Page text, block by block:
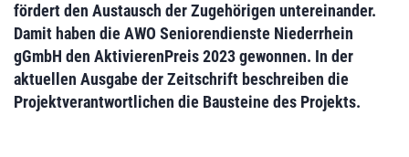
fördert den Austausch der Zugehörigen untereinander.
Damit haben die AWO Seniorendienste Niederrhein
gGmbH den AktivierenPreis 2023 gewonnen. In der
aktuellen Ausgabe der Zeitschrift beschreiben die
Projektverantwortlichen die Bausteine des Projekts.